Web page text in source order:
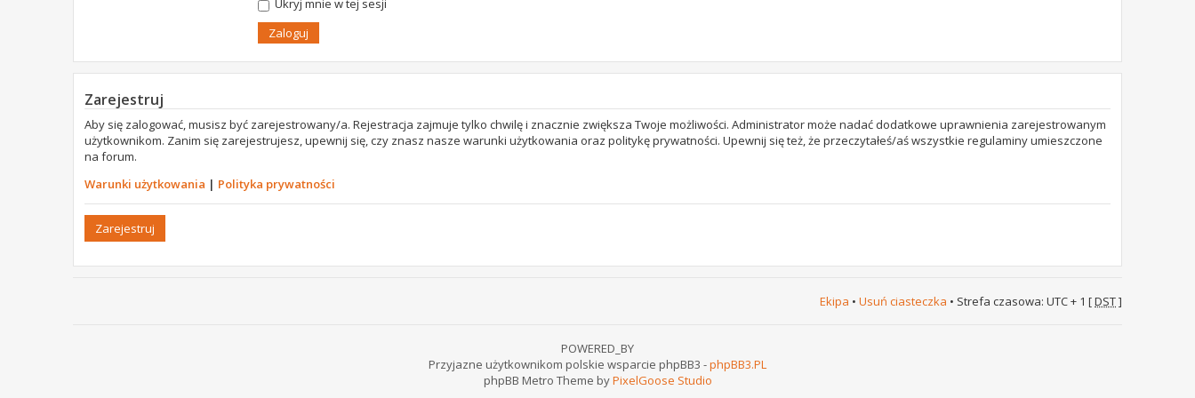
Ukryj mnie w tej sesji
Zarejestruj
Aby się zalogować, musisz być zarejestrowany/a. Rejestracja zajmuje tylko chwilę i znacznie zwiększa Twoje możliwości. Administrator może nadać dodatkowe uprawnienia zarejestrowanym
użytkownikom. Zanim się zarejestrujesz, upewnij się, czy znasz nasze warunki użytkowania oraz politykę prywatności. Upewnij się też, że przeczytałeś/aś wszystkie regulaminy umieszczone
na forum.
Warunki użytkowania | Polityka prywatności
Zarejestruj
Ekipa • Usuń ciasteczka • Strefa czasowa: UTC + 1 [DST]
POWERED_BY
Przyjazne użytkownikom polskie wsparcie phpBB3 -phpBB3.PL
phpBB Metro Theme byPixelGoose Studio